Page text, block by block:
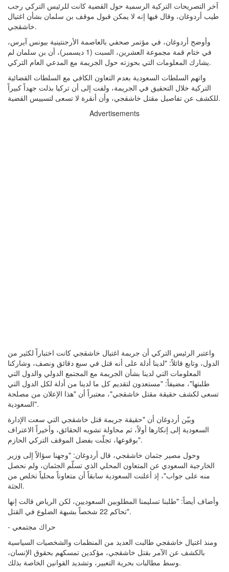
آخر التصريحات التركية الرسمية حول القضية كانت للرئيس التركي رجب
طيب أردوغان، وقال فيها إنه لا يمكن قبول موقف بن سلمان بشأن اغتيال
خاشقجي.
وأوضح أردوغان، في مؤتمر صحفي بالعاصمة الأرجنتينية بيونس آيرس،
في ختام قمة مجموعة العشرين، السبت (1 ديسمبر)، أن بن سلمان لم
يشارك المعلومات التي بحوزته حول الجريمة مع المدعي العام التركي.
واتهم السلطات السعودية بعدم التعاون الكافي مع السلطات القضائية
التركية خلال التحقيق في الجريمة، ولفت إلى أن تركيا بذلت جهداً كبيراً
للكشف عن تفاصيل مقتل خاشقجي، وأن أنقرة لا تسعى لتسييس القضية.
Advertisements
واعتبر الرئيس التركي أن جريمة اغتيال خاشقجي كانت اختباراً لكثير من
الدول، وتابع قائلاً: "لدينا أدلة على أنه قتل في سبع دقائق ونصف، وشاركنا
المعلومات التي لدينا بشأن الجريمة مع المجتمع الدولي والدول التي
طلبتها"، مضيفاً: "مستعدون لتقديم كل ما لدينا من أدلة لكل الدول التي
تسعى لكشف حقيقة مقتل خاشقجي"، معتبراً أن "هذا الإعلان من مصلحة
السعودية".
وبيّن أردوغان أن "حقيقة جريمة قتل خاشقجي التي سعت الإدارة
السعودية إلى إنكارها أولاً، ثم محاولة تشويه الحقائق، وأخيراً الاعتراف
بوقوعها، تجلّت بفضل الموقف التركي الحازم".
وحول مصير جثمان خاشقجي، قال أردوغان: "وجهنا سؤالاً إلى وزير
الخارجية السعودي عن المتعاون المحلي الذي تسلّم الجثمان، ولم نحصل
منه على جواب"، إذ أعلنت السعودية سابقاً أن متعاوناً محلياً تخلص من
الجثة.
وأضاف أيضاً: "طلبنا تسليمنا المطلوبين السعوديين، لكن الرياض قالت إنها
تحاكم 22 شخصاً بشبهة الضلوع في القتل".
- حراك مجتمعي
ومنذ اغتيال خاشقجي طالبت العديد من المنظمات والشخصيات السياسية
بالكشف عن الآمر بقتل خاشقجي، مؤكدين تمسكهم بحقوق الإنسان،
وسط مطالبات بحرية التعبير، وتشديد القوانين الخاصة بذلك.